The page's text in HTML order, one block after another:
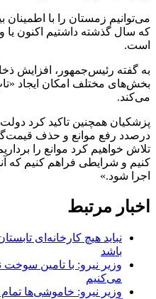
می‌توانیم زمستان را با
که سال گذشته داشتیم اکنون یا
است.
به گفته رئیس‌جمهور، افزایش
بخش‌های مختلف امکان ایجاد
می‌کند.
پزشکیان همچنین تاکید کرد
درصدد رفع موانع و حذف
تلاش خواهیم کرد موانع را
کنیم و شرایطی فراهم کنیم که
اجرا شود.»
اخبار مرتبط
نباید هیچ کارخانه‌ای
باشد
وزیر نیرو: با تامین
می‌کنیم
وزیر نیرو: خاموشی‌ها